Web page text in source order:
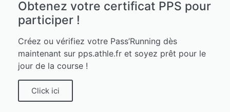
Obtenez votre certificat PPS pour
participer !
Créez ou vérifiez votre Pass’Running dès
maintenant sur pps.athle.fr et soyez prêt pour le
jour de la course !
Click ici